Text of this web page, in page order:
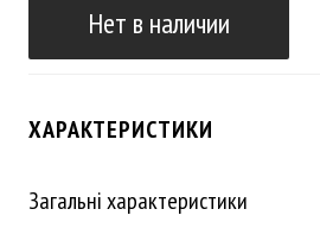
Нет в наличии
ХАРАКТЕРИСТИКИ
Загальні характеристики